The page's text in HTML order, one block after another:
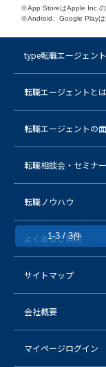
1-3 / 3件
※App StoreはApple Inc.の
※Android、Google Playは
type転職エージェン
転職エージェントとは
転職エージェントの
転職相談会・セミナー
転職ノウハウ
よくあるご質問
サイトマップ
会社概要
マイページログイン